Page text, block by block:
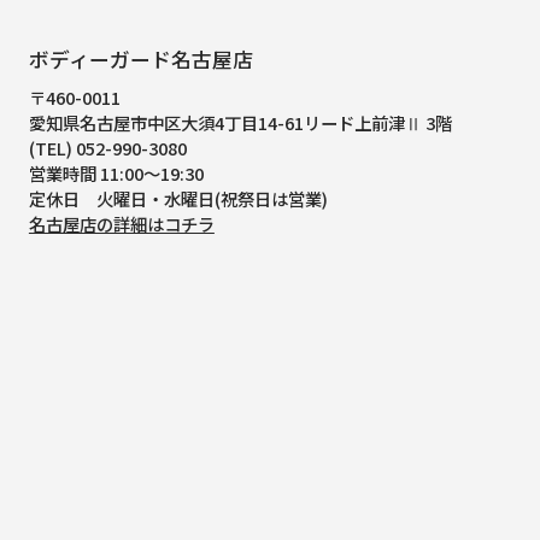
ボディーガード名古屋店
〒460-0011
愛知県名古屋市中区大須4丁目14-61リード上前津Ⅱ 3階
(TEL) 052-990-3080
営業時間 11:00～19:30
定休日 火曜日・水曜日(祝祭日は営業)
名古屋店の詳細はコチラ